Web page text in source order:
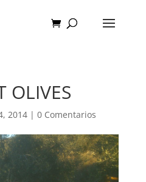
OLIVES
2014| 0 Comentarios